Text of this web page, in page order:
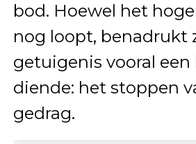
bod. Hoewel het
nog loopt, benadrukt
getuigenis vooral een
diende: het stoppen
gedrag.